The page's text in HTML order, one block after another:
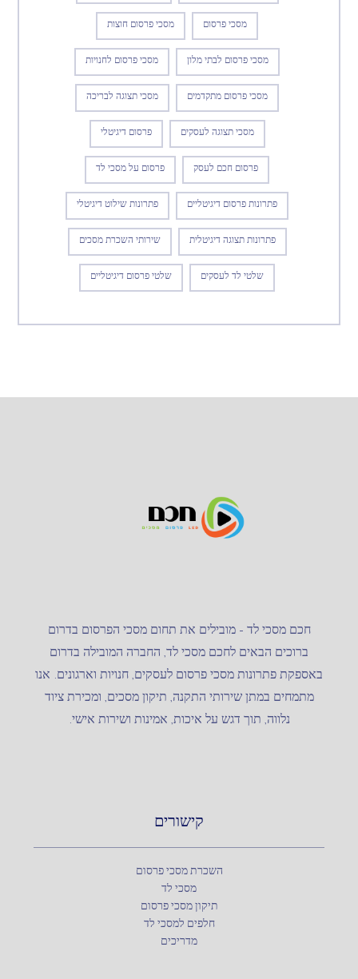
מסכי פרסום מסכי פרסום חוצות
מסכי פרסום לבתי מלון מסכי פרסום לחנויות
מסכי פרסום מתקדמים מסכי תצוגה לבריכה
מסכי תצוגה לעסקים פרסום דיגיטלי
פרסום חכם לעסק פרסום על מסכי לד
פתרונות פרסום דיגיטליים פתרונות שילוט דיגיטלי
פתרונות תצוגה דיגיטלית שירותי השכרת מסכים
שלטי לד לעסקים שלטי פרסום דיגיטליים
חכם מסכי לד – מובילים את תחום מסכי הפרסום בדרום
ברוכים הבאים לחכם מסכי לד, החברה המובילה בדרום
באספקת פתרונות מסכי פרסום לעסקים, חנויות וארגונים. אנו
מתמחים במתן שירותי התקנה, תיקון מסכים, ומכירת ציוד
נלווה, תוך דגש על איכות, אמינות ושירות אישי.
קישורים
השכרת מסכי פרסום
מסכי לד
תיקון מסכי פרסום
חלפים למסכי לד
מדריכים